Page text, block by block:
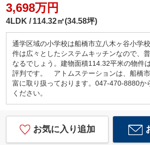
3,698万円
4LDK 114.32㎡(34.58坪)
通学区域の小学校は船橋市立八木ヶ谷小学
件は広々としたシステムキッチンなので、
なるでしょう。建物面積114.32平米の物件
評判です。 アトムステーションは、船橋
富に取り扱っております。047-470-8880か
ください。
お気に入り追加